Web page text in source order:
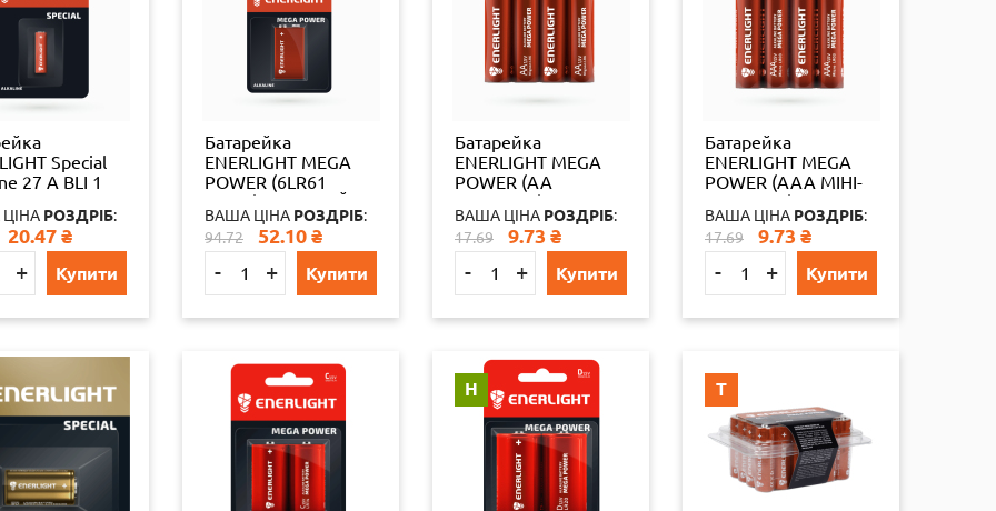
Special
27 A BLI 1
РОЗДРІБ:
20.47 ₴
+ Купити
Батарейка
ENERLIGHT MEGA
POWER (6LR61
крона) АЛКАЛАЙН
(БЛІСТЕР) 1 шт./бл
4823093503427
ВАША ЦІНА РОЗДРІБ:
94.72
52.10 ₴
- + Купити
Батарейка
ENERLIGHT MEGA
POWER (AA
ПАЛЬЧИК)
АЛКАЛАЙН FOL 4
шт./бл 40шт./уп
ВАША ЦІНА РОЗДРІБ:
17.69
9.73 ₴
- + Купити
Батарейка
ENERLIGHT MEGA
POWER (AAA МІНІ-
ПАЛЬЧИК)
АЛКАЛАЙН FOL 4
шт./бл 40шт./уп.
ВАША ЦІНА РОЗДРІБ:
17.69
9.73 ₴
- + Купити
Н Т